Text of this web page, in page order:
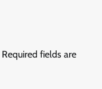
Required fields are